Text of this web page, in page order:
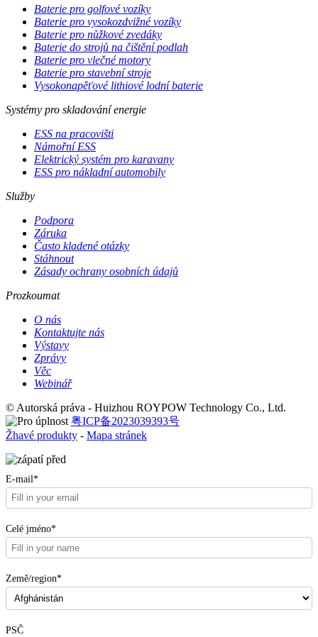
Baterie pro golfové vozíky
Baterie pro vysokozdvižné vozíky
Baterie pro nůžkové zvedáky
Baterie do strojů na čištění podlah
Baterie pro vlečné motory
Baterie pro stavební stroje
Vysokonapěťové lithiové lodní baterie
Systémy pro skladování energie
ESS na pracovišti
Námořní ESS
Elektrický systém pro karavany
ESS pro nákladní automobily
Služby
Podpora
Záruka
Často kladené otázky
Stáhnout
Zásady ochrany osobních údajů
Prozkoumat
O nás
Kontaktujte nás
Výstavy
Zprávy
Věc
Webinář
© Autorská práva - Huizhou ROYPOW Technology Co., Ltd.
粤ICP备2023039393号
Žhavé produkty - Mapa stránek
E-mail*
Celé jméno*
Země/region*
PSČ